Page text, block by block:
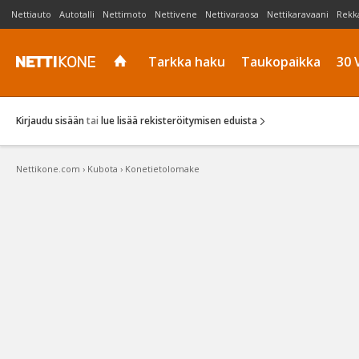
Nettiauto Autotalli Nettimoto Nettivene Nettivaraosa Nettikaravaani
Tarkka haku Taukopaikka 30
Kirjaudu sisään tai lue lisää rekisteröitymisen eduista
Nettikone.com › Kubota › Konetietolomake